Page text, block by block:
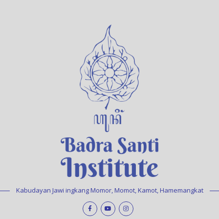
Kabudayan Jawi ingkang Momor, Momot, Kamot, Hamemangkat